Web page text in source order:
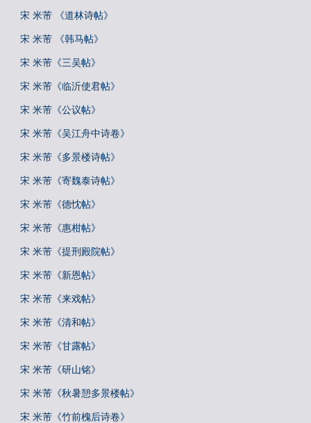
宋 米芾 《道林诗帖》
宋 米芾 《韩马帖》
宋 米芾《三吴帖》
宋 米芾《临沂使君帖》
宋 米芾《公议帖》
宋 米芾《吴江舟中诗卷》
宋 米芾《多景楼诗帖》
宋 米芾《寄魏泰诗帖》
宋 米芾《德忱帖》
宋 米芾《惠柑帖》
宋 米芾《提刑殿院帖》
宋 米芾《新恩帖》
宋 米芾《来戏帖》
宋 米芾《清和帖》
宋 米芾《甘露帖》
宋 米芾《研山铭》
宋 米芾《秋暑憩多景楼帖》
宋 米芾《竹前槐后诗卷》